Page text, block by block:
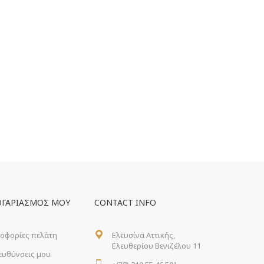
ΜΟΥ
πελάτη
μου
CONTACT INFO
Ελευσίνα Αττικής,
Ελευθερίου Βενιζέλου 11